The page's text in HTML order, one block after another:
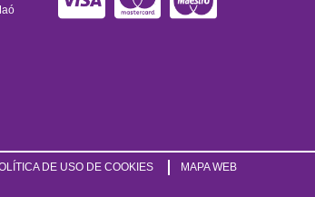
DE USO DE COOKIES MAPA WEB